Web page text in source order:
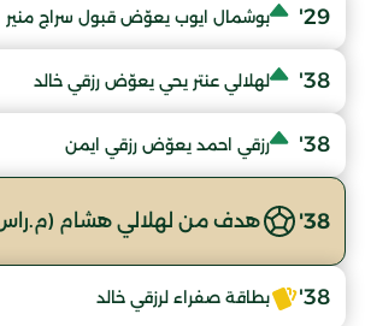
29' بوشمال ايوب يعوّض قبول سراج منير
38' لهلالي عنتر يحي يعوّض رزقي خالد
38' رزقي احمد يعوّض رزقي ايمن
38' هدف من لهلالي هشام (م.راس
38' بطاقة صفراء لرزقي خالد